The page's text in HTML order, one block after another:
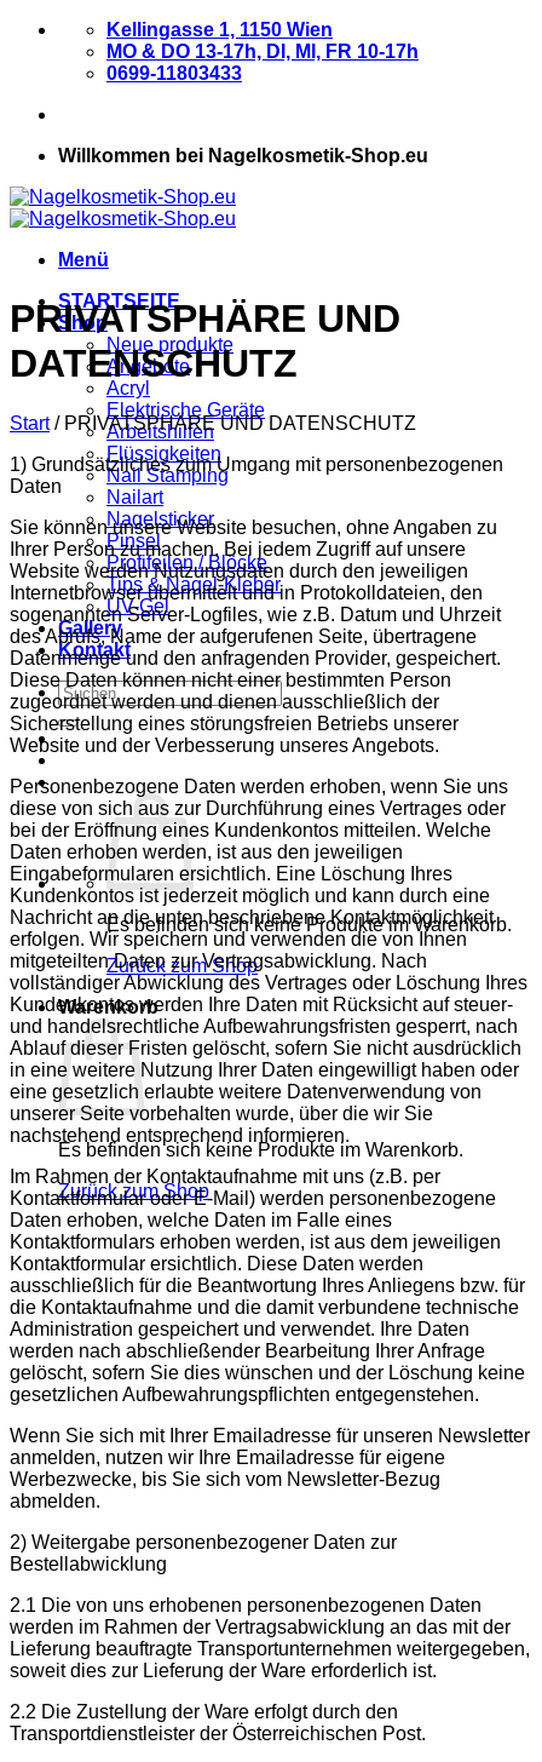
Zum
Kellingasse 1, 1150 Wien
MO & DO 13-17h, DI, MI, FR 10-17h
0699-11803433
Willkommen bei Nagelkosmetik-Shop.eu
Menü
STARTSEITE
Shop
Neue produkte
Angebote
Acryl
Elektrische Geräte
Arbeitshilfen
Flüssigkeiten
Nail Stamping
Nailart
Nagelsticker
Pinsel
Profifeilen / Blöcke
Tips & Nagel-Kleber
UV-Gel
Gallery
Kontakt
Suchen
nach:
Es befinden sich keine Produkte im Warenkorb.
Zurück zum Shop
Warenkorb
Es befinden sich keine Produkte im Warenkorb.
Zurück zum Shop
PRIVATSPHÄRE UND
DATENSCHUTZ
Start /PRIVATSPHÄRE UND DATENSCHUTZ
1) Grundsätzliches zum Umgang mit personenbezogenen
Daten
Sie können unsere Website besuchen, ohne Angaben zu
Ihrer Person zu machen. Bei jedem Zugriff auf unsere
Website werden Nutzungsdaten durch den jeweiligen
Internetbrowser übermittelt und in Protokolldateien, den
sogenannten Server-Logfiles, wie z.B. Datum und Uhrzeit
des Abrufs, Name der aufgerufenen Seite, übertragene
Datenmenge und den anfragenden Provider, gespeichert.
Diese Daten können nicht einer bestimmten Person
zugeordnet werden und dienen ausschließlich der
Sicherstellung eines störungsfreien Betriebs unserer
Website und der Verbesserung unseres Angebots.
Personenbezogene Daten werden erhoben, wenn Sie uns
diese von sich aus zur Durchführung eines Vertrages oder
bei der Eröffnung eines Kundenkontos mitteilen. Welche
Daten erhoben werden, ist aus den jeweiligen
Eingabeformularen ersichtlich. Eine Löschung Ihres
Kundenkontos ist jederzeit möglich und kann durch eine
Nachricht an die unten beschriebene Kontaktmöglichkeit
erfolgen. Wir speichern und verwenden die von Ihnen
mitgeteilten Daten zur Vertragsabwicklung. Nach
vollständiger Abwicklung des Vertrages oder Löschung Ihres
Kundenkontos werden Ihre Daten mit Rücksicht auf steuer-
und handelsrechtliche Aufbewahrungsfristen gesperrt, nach
Ablauf dieser Fristen gelöscht, sofern Sie nicht ausdrücklich
in eine weitere Nutzung Ihrer Daten eingewilligt haben oder
eine gesetzlich erlaubte weitere Datenverwendung von
unserer Seite vorbehalten wurde, über die wir Sie
nachstehend entsprechend informieren.
Im Rahmen der Kontaktaufnahme mit uns (z.B. per
Kontaktformular oder E-Mail) werden personenbezogene
Daten erhoben, welche Daten im Falle eines
Kontaktformulars erhoben werden, ist aus dem jeweiligen
Kontaktformular ersichtlich. Diese Daten werden
ausschließlich für die Beantwortung Ihres Anliegens bzw. für
die Kontaktaufnahme und die damit verbundene technische
Administration gespeichert und verwendet. Ihre Daten
werden nach abschließender Bearbeitung Ihrer Anfrage
gelöscht, sofern Sie dies wünschen und der Löschung keine
gesetzlichen Aufbewahrungspflichten entgegenstehen.
Wenn Sie sich mit Ihrer Emailadresse für unseren Newsletter
anmelden, nutzen wir Ihre Emailadresse für eigene
Werbezwecke, bis Sie sich vom Newsletter-Bezug
abmelden.
2) Weitergabe personenbezogener Daten zur
Bestellabwicklung
2.1 Die von uns erhobenen personenbezogenen Daten
werden im Rahmen der Vertragsabwicklung an das mit der
Lieferung beauftragte Transportunternehmen weitergegeben,
soweit dies zur Lieferung der Ware erforderlich ist.
2.2 Die Zustellung der Ware erfolgt durch den
Transportdienstleister der Österreichischen Post.